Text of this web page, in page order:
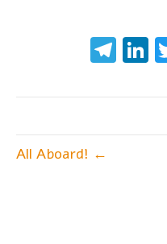
Twitter
LinkedIn
← !All Aboard